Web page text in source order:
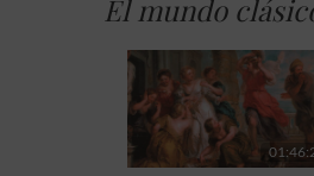
El mundo